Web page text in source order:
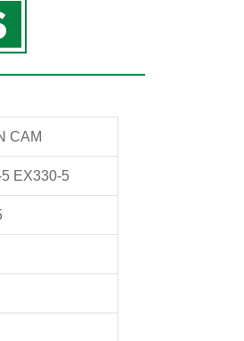
CAM
EX330-5